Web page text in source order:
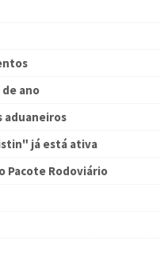
ano
aduaneiros
já está ativa
Pacote Rodoviário